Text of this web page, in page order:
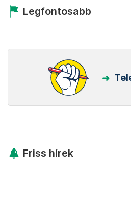
Legfontosabb
Friss hírek